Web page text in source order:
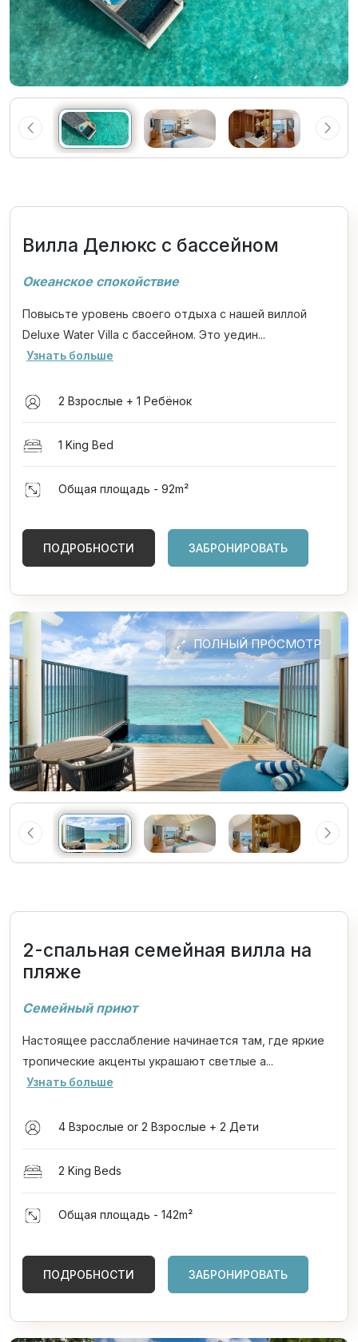
Вилла Делюкс с бассейном
Океанское спокойствие
Повысьте уровень своего отдыха с нашей виллой
Deluxe Water Villa с бассейном. Это уедин...
Узнать больше
2 Взрослые + 1 Ребёнок
1 King Bed
Общая площадь - 92m²
ПОДРОБНОСТИ ЗАБРОНИРОВАТЬ
ПОЛНЫЙ ПРОСМОТР
2-спальная семейная вилла на
пляже
Семейный приют
Настоящее расслабление начинается там, где яркие
тропические акценты украшают светлые а...
Узнать больше
4 Взрослые or 2 Взрослые + 2 Дети
2 King Beds
Общая площадь - 142m²
ПОДРОБНОСТИ ЗАБРОНИРОВАТЬ